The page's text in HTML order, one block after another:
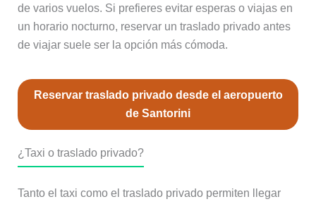
de varios vuelos. Si prefieres evitar esperas o viajas en
un horario nocturno, reservar un traslado privado antes
de viajar suele ser la opción más cómoda.
Reservar traslado privado desde el aeropuerto
de Santorini
¿Taxi o traslado privado?
Tanto el taxi como el traslado privado permiten llegar